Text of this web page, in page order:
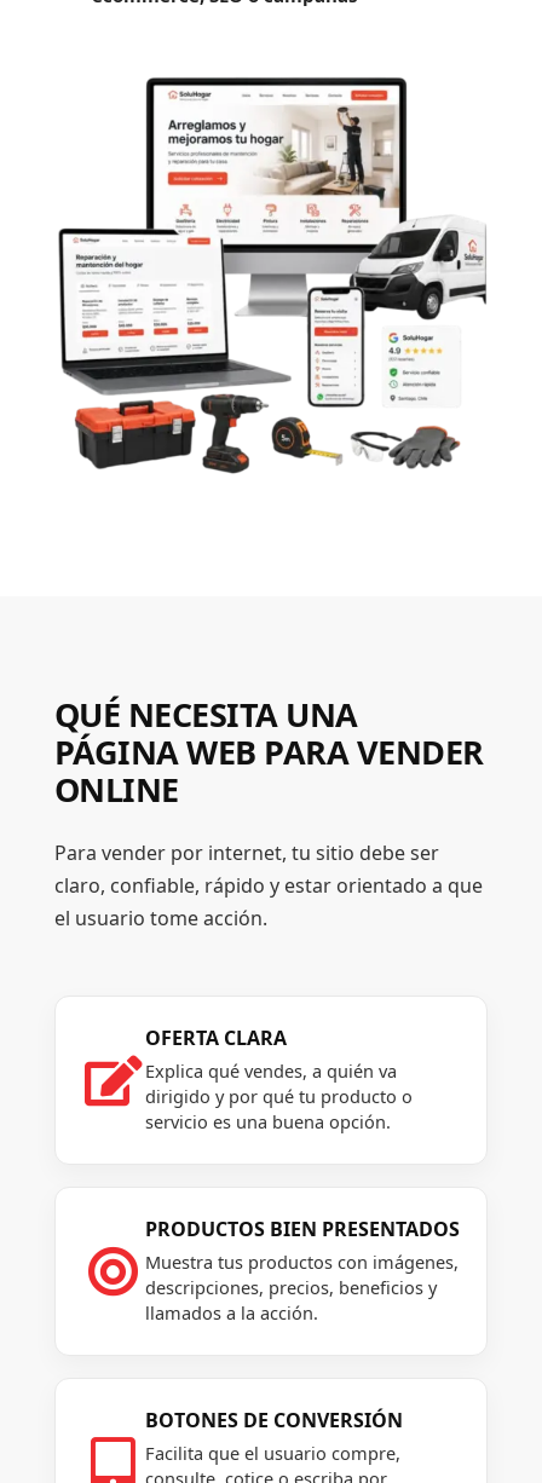
QUÉ NECESITA UNA
PÁGINA WEB PARA VENDER
ONLINE
Para vender por internet, tu sitio debe ser
claro, confiable, rápido y estar orientado a que
el usuario tome acción.

OFERTA CLARA
Explica qué vendes, a quién va
dirigido y por qué tu producto o
servicio es una buena opción.

PRODUCTOS BIEN PRESENTADOS
Muestra tus productos con imágenes,
descripciones, precios, beneficios y
llamados a la acción.

BOTONES DE CONVERSIÓN
Facilita que el usuario compre,